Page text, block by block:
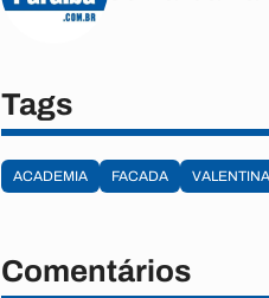
Tags
ACADEMIA FACADA VALENTINA
Comentários